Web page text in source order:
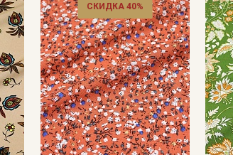
СКИДКА 40%